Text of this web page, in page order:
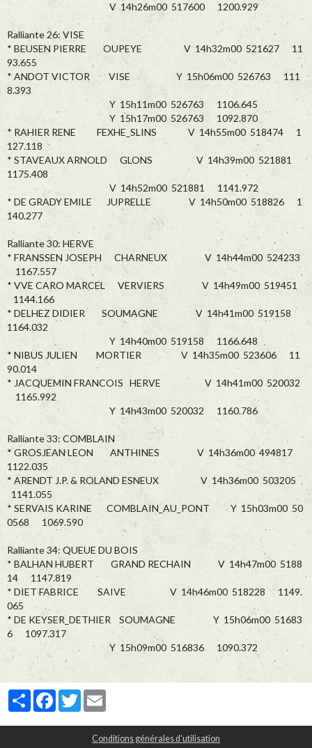
V 14h26m00 517600 1200.929
Ralliante 26: VISE
* BEUSEN PIERRE OUPEYE V 14h32m00 521627 11
93.655
* ANDOT VICTOR VISE Y 15h06m00 526763 111
8.393
Y 15h11m00 526763 1106.645
Y 15h17m00 526763 1092.870
* RAHIER RENE FEXHE_SLINS V 14h55m00 518474 1
127.118
* STAVEAUX ARNOLD GLONS V 14h39m00 521881
1175.408
V 14h52m00 521881 1141.972
* DE GRADY EMILE JUPRELLE V 14h50m00 518826 1
140.277
Ralliante 30: HERVE
* FRANSSEN JOSEPH CHARNEUX V 14h44m00 524233
1167.557
* VVE CARO MARCEL VERVIERS V 14h49m00 519451
1144.166
* DELHEZ DIDIER SOUMAGNE V 14h41m00 519158
1164.032
Y 14h40m00 519158 1166.648
* NIBUS JULIEN MORTIER V 14h35m00 523606 11
90.014
* JACQUEMIN FRANCOIS HERVE V 14h41m00 520032
1165.992
Y 14h43m00 520032 1160.786
Ralliante 33: COMBLAIN
* GROSJEAN LEON ANTHINES V 14h36m00 494817
1122.035
* ARENDT J.P. & ROLAND ESNEUX V 14h36m00 503205
1141.055
* SERVAIS KARINE COMBLAIN_AU_PONT Y 15h03m00 50
0568 1069.590
Ralliante 34: QUEUE DU BOIS
* BALHAN HUBERT GRAND RECHAIN V 14h47m00 5188
14 1147.819
* DIET FABRICE SAIVE V 14h46m00 518228 1149.
065
* DE KEYSER_DETHIER SOUMAGNE Y 15h06m00 51683
6 1097.317
Y 15h09m00 516836 1090.372
PartagerFacebook
Twitter
Conditions générales d'utilisation